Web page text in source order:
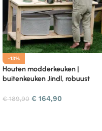
-13%
Houten modderkeuken |
buitenkeuken Jindl, robuust
€189,90 € 164,90